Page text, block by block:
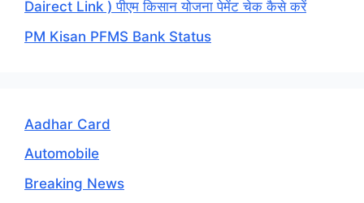
Dairect Link ) पीएम किसान योजना पेमेंट चेक कैसे करें
PM Kisan PFMS Bank Status
Aadhar Card
Automobile
Breaking News